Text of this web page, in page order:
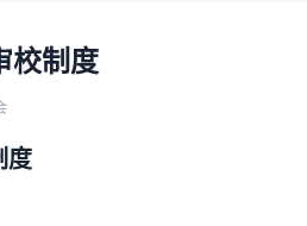
校制度
度